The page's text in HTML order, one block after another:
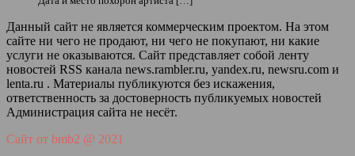
Данный сайт не является коммерческим проектом. На этом
сайте ни чего не продают, ни чего не покупают, ни какие
услуги не оказываются. Сайт представляет собой ленту
новостей RSS канала news.rambler.ru, yandex.ru, newsru.com и
lenta.ru . Материалы публикуются без искажения,
ответственность за достоверность публикуемых новостей
Администрация сайта не несёт.
Сайт от bmb2 @ 2021